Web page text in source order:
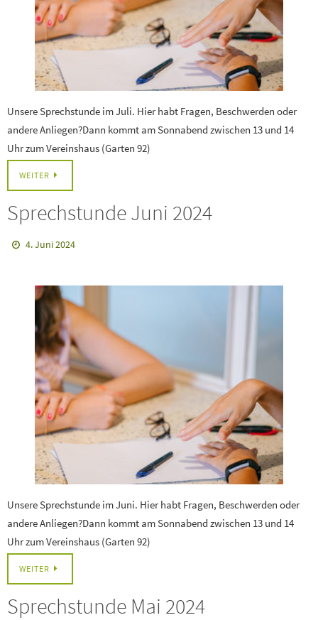
Unsere Sprechstunde im Juli. Hier habt Fragen, Beschwerden oder
andere Anliegen?Dann kommt am Sonnabend zwischen 13 und 14
Uhr zum Vereinshaus (Garten 92)
WEITER
Sprechstunde Juni 2024
4. Juni 2024
Unsere Sprechstunde im Juni. Hier habt Fragen, Beschwerden oder
andere Anliegen?Dann kommt am Sonnabend zwischen 13 und 14
Uhr zum Vereinshaus (Garten 92)
WEITER
Sprechstunde Mai 2024